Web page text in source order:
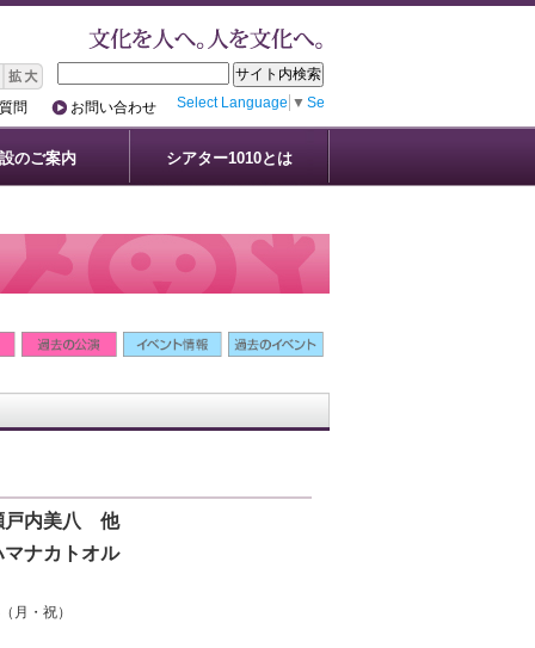
問 お問い合わせ Select Language ▼ Select Language
のご案内 シアター1010とは
内美八 他
ナカトオル
月・祝）